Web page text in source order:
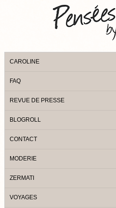
CAROLINE
FAQ
REVUE DE PRESSE
BLOGROLL
CONTACT
MODERIE
ZERMATI
VOYAGES